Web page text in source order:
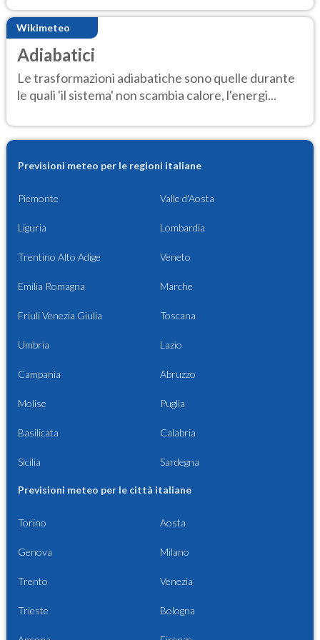
Wikimeteo
Adiabatici
Le trasformazioni adiabatiche sono quelle durante
le quali 'il sistema' non scambia calore, l'energi...
Previsioni meteo per le regioni italiane
Piemonte Valle d'Aosta
Liguria Lombardia
Trentino Alto Adige Veneto
Emilia Romagna Marche
Friuli Venezia Giulia Toscana
Umbria Lazio
Campania Abruzzo
Molise Puglia
Basilicata Calabria
Sicilia Sardegna
Previsioni meteo per le città italiane
Torino Aosta
Genova Milano
Trento Venezia
Trieste Bologna